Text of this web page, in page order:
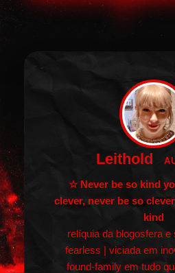
Leithold
☆ Never be so kind
clever, never be so
kind
relíquia da blogosfera e
fearless | viciada em
found-family em tudo